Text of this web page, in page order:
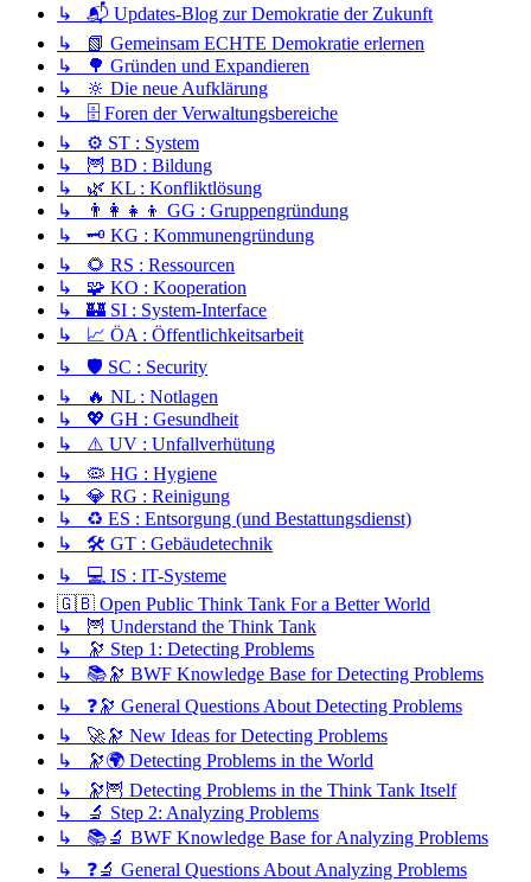
↳ 📬 Updates-Blog zur Demokratie der Zukunft
↳ 📗 Gemeinsam ECHTE Demokratie erlernen
↳ 🌳 Gründen und Expandieren
↳ 🔆 Die neue Aufklärung
↳ 🗄️ Foren der Verwaltungsbereiche
↳ ⚙️ ST : System
↳ 🦉 BD : Bildung
↳ 🌿 KL : Konfliktlösung
↳ 👨‍👩‍👧‍👦 GG : Gruppengründung
↳ 🗝️ KG : Kommunengründung
↳ 🌻 RS : Ressourcen
↳ 🧩 KO : Kooperation
↳ 🏰 SI : System-Interface
↳ 📈 ÖA : Öffentlichkeitsarbeit
↳ 🛡️ SC : Security
↳ 🔥 NL : Notlagen
↳ 💖 GH : Gesundheit
↳ ⚠️ UV : Unfallverhütung
↳ 🦠 HG : Hygiene
↳ 💎 RG : Reinigung
↳ ♻️ ES : Entsorgung (und Bestattungsdienst)
↳ 🛠️ GT : Gebäudetechnik
↳ 💻 IS : IT-Systeme
🇬🇧 Open Public Think Tank For a Better World
↳ 🦉 Understand the Think Tank
↳ 🔭 Step 1: Detecting Problems
↳ 📚🔭 BWF Knowledge Base for Detecting Problems
↳ ❓🔭 General Questions About Detecting Problems
↳ 🚀🔭 New Ideas for Detecting Problems
↳ 🔭🌍 Detecting Problems in the World
↳ 🔭🦉 Detecting Problems in the Think Tank Itself
↳ 🔬 Step 2: Analyzing Problems
↳ 📚🔬 BWF Knowledge Base for Analyzing Problems
↳ ❓🔬 General Questions About Analyzing Problems